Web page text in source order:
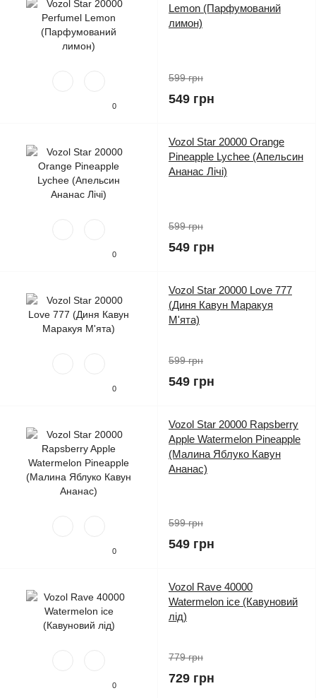
0
Lemon (Парфумований
лимон)
599 грн
549 грн
0
Vozol Star 20000 Orange
Pineapple Lychee (Апельсин
Ананас Лічі)
599 грн
549 грн
0
Vozol Star 20000 Love 777
(Диня Кавун Маракуя
М'ята)
599 грн
549 грн
0
Vozol Star 20000 Rapsberry
Apple Watermelon Pineapple
(Малина Яблуко Кавун
Ананас)
599 грн
549 грн
0
Vozol Rave 40000
Watermelon ice (Кавуновий
лід)
779 грн
729 грн